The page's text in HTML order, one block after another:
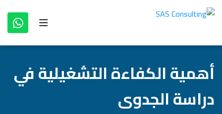
أهمية الكفاءة التشغيلية في
دراسة الجدوى